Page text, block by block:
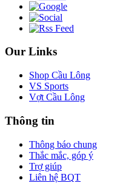
Our Links
Shop Cầu Lông
VS Sports
Vợt Cầu Lông
Thông tin
Thông báo chung
Thắc mắc, góp ý
Trợ giúp
Liên hệ BQT